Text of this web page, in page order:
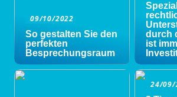
09/10/2022
So gestalten Sie den
perfekten
Besprechungsraum
durch
ist
24/09/